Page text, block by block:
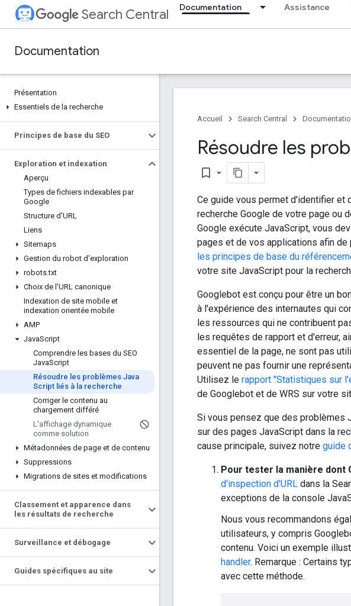
Search Central Documentation Assistance
Documentation
Présentation
Essentiels de la recherche
Principes de base du SEO
Exploration et indexation
Aperçu
Types de fichiers indexables par
Google
Structure d'URL
Liens
Sitemaps
Gestion du robot d'exploration
robots.txt
Choix de l'URL canonique
Indexation de site mobile et
indexation orientée mobile
AMP
JavaScript
Comprendre les bases du SEO
JavaScript
Résoudre les problèmes Java
Script liés à la recherche
Corriger le contenu au
chargement différé
L'affichage dynamique
comme solution
Métadonnées de page et de contenu
Suppressions
Migrations de sites et modifications
Classement et apparence dans
les résultats de recherche
Surveillance et débogage
Guides spécifiques au site
Accueil Search Central
Résoudre les
bookmark_border
Ce guide vous permet d'identifier et
recherche Google de votre page ou
Google exécute JavaScript, vous
pages et de vos applications afin de
les principes de base du
votre site JavaScript pour la
Googlebot est conçu pour être un
à l'expérience des internautes qui
les ressources qui ne contribuent
les requêtes de rapport et d'erreur,
essentiel de la page, ne sont pas
peuvent ne pas fournir une
Utilisez le rapport "Statistiques sur
de Googlebot et de WRS sur votre
Si vous pensez que des problèmes
sur des pages JavaScript dans la
cause principale, suivez notre guide
Pour tester la manière dont
d'inspection d'URL dans la
exceptions de la console
Nous vous recommandons
utilisateurs, y compris
contenu. Voici un exemple
handler. Remarque : Certains
avec cette méthode.